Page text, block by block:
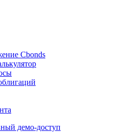
Cbonds
демо-доступ